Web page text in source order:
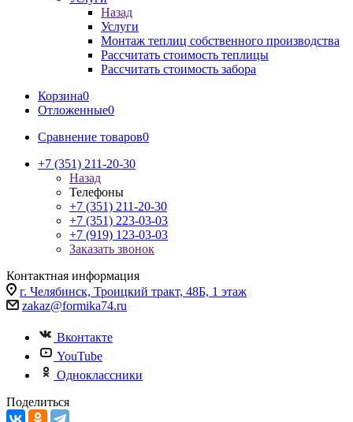
Назад
Услуги
Монтаж теплиц собственного производства
Рассчитать стоимость теплицы
Рассчитать стоимость забора
Корзина0
Отложенные0
Сравнение товаров0
+7 (351) 211-20-30
Назад
Телефоны
+7 (351) 211-20-30
+7 (351) 223-03-03
+7 (919) 123-03-03
Заказать звонок
Контактная информация
г. Челябинск, Троицкий тракт, 48Б, 1 этаж
zakaz@formika74.ru
Вконтакте
YouTube
Одноклассники
Поделиться